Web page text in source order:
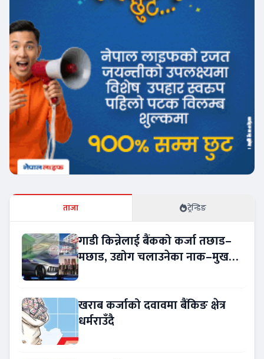
ताजा ट्रेन्डिङ
गाडी किन्नेलाई बैंकको कर्जा तछाड–
मछाड, उद्योग चलाउनेका नाक–मुख
खराब कर्जाको दवावमा बैंकिङ क्षेत्र
धर्मराउँदै